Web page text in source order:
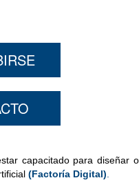
capacitado para diseñar o
(Factoría Digital)